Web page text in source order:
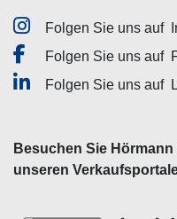
Folgen Sie uns auf
Folgen Sie uns auf
Folgen Sie uns auf
Besuchen Sie
unseren